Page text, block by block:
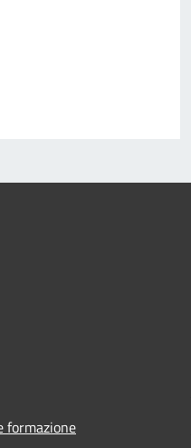
formazione